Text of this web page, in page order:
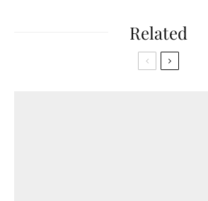
Related